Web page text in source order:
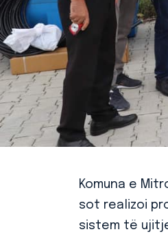
Komuna e
sot realizoi
sistem të